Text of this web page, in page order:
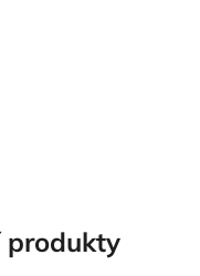
produkty